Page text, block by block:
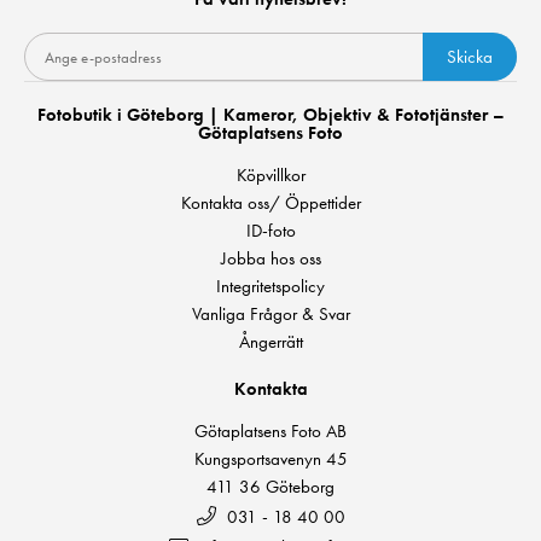
Skicka
Fotobutik i Göteborg | Kameror, Objektiv & Fototjänster –
Götaplatsens Foto
Köpvillkor
Kontakta oss/ Öppettider
ID-foto
Jobba hos oss
Integritetspolicy
Vanliga Frågor & Svar
Ångerrätt
Kontakta
Götaplatsens Foto AB
Kungsportsavenyn 45
411 36 Göteborg
031 - 18 40 00